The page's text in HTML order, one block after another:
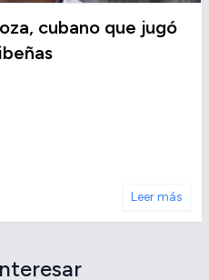
cubano que jugó
Leer más